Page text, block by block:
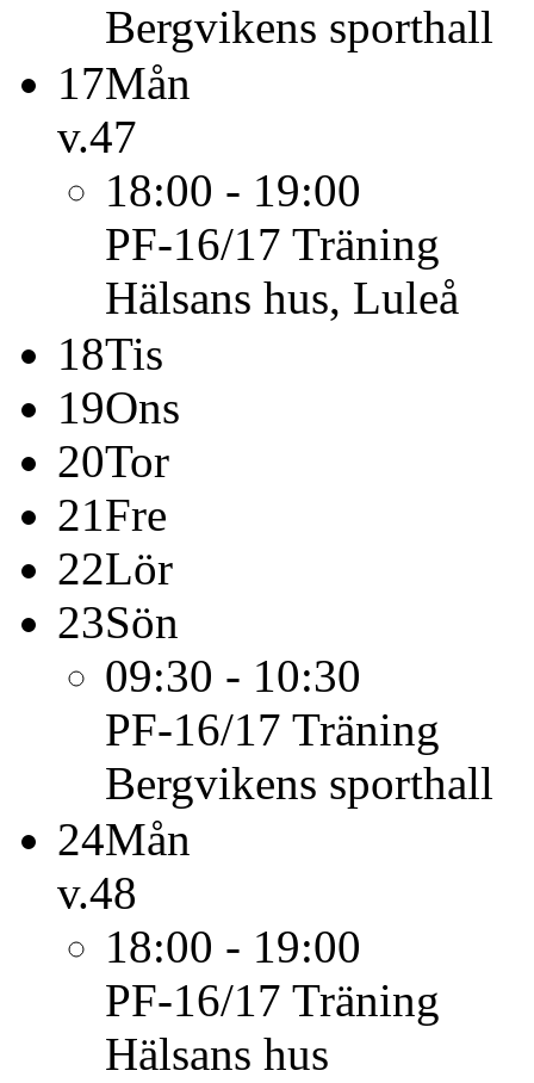
Bergvikens sporthall
17Mån
v.47
18:00 - 19:00
PF-16/17 Träning
Hälsans hus, Luleå
18Tis
19Ons
20Tor
21Fre
22Lör
23Sön
09:30 - 10:30
PF-16/17 Träning
Bergvikens sporthall
24Mån
v.48
18:00 - 19:00
PF-16/17 Träning
Hälsans hus